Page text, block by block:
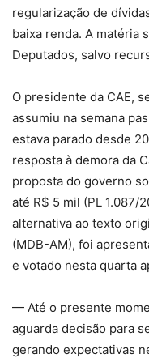
regularização de
baixa renda. A matéria
Deputados, salvo
O presidente da CAE,
assumiu na semana
estava parado desde
resposta à demora da
proposta do governo
até R$ 5 mil (PL 1.087/
alternativa ao texto
(MDB-AM), foi
e votado nesta quarta
— Até o presente
aguarda decisão para
gerando expectativas